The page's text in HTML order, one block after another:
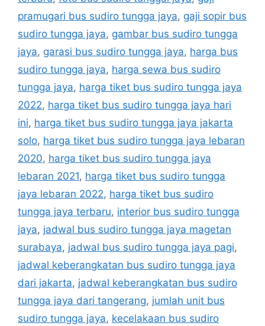
pramugari bus sudiro tungga jaya, gaji sopir bus
sudiro tungga jaya, gambar bus sudiro tungga
jaya, garasi bus sudiro tungga jaya, harga bus
sudiro tungga jaya, harga sewa bus sudiro
tungga jaya, harga tiket bus sudiro tungga jaya
2022, harga tiket bus sudiro tungga jaya hari
ini, harga tiket bus sudiro tungga jaya jakarta
solo, harga tiket bus sudiro tungga jaya lebaran
2020, harga tiket bus sudiro tungga jaya
lebaran 2021, harga tiket bus sudiro tungga
jaya lebaran 2022, harga tiket bus sudiro
tungga jaya terbaru, interior bus sudiro tungga
jaya, jadwal bus sudiro tungga jaya magetan
surabaya, jadwal bus sudiro tungga jaya pagi,
jadwal keberangkatan bus sudiro tungga jaya
dari jakarta, jadwal keberangkatan bus sudiro
tungga jaya dari tangerang, jumlah unit bus
sudiro tungga jaya, kecelakaan bus sudiro